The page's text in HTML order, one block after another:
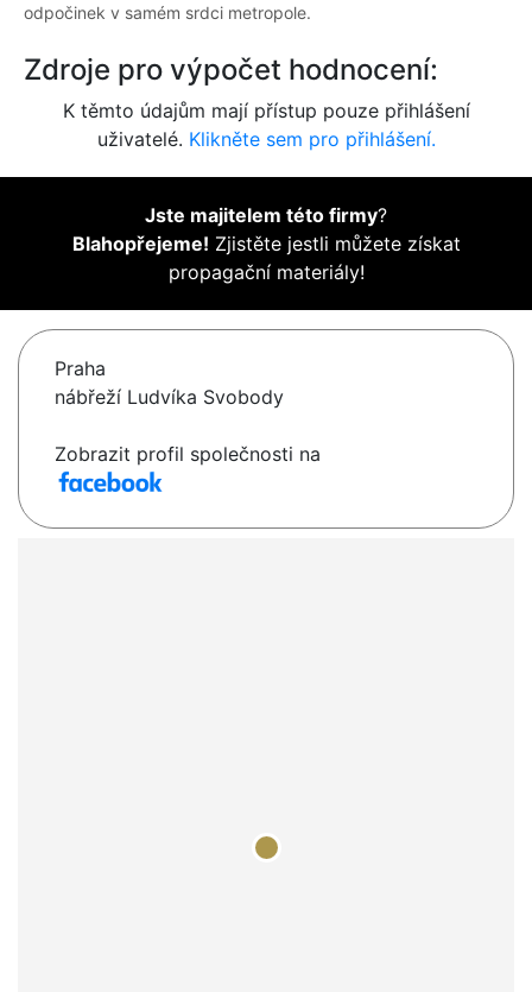
odpočinek v samém srdci metropole.
Zdroje pro výpočet hodnocení:
K těmto údajům mají přístup pouze přihlášení
uživatelé. Klikněte sem pro přihlášení.
Jste majitelem této firmy?
Blahopřejeme! Zjistěte jestli můžete získat
propagační materiály!
Praha
nábřeží Ludvíka Svobody
Zobrazit profil společnosti na